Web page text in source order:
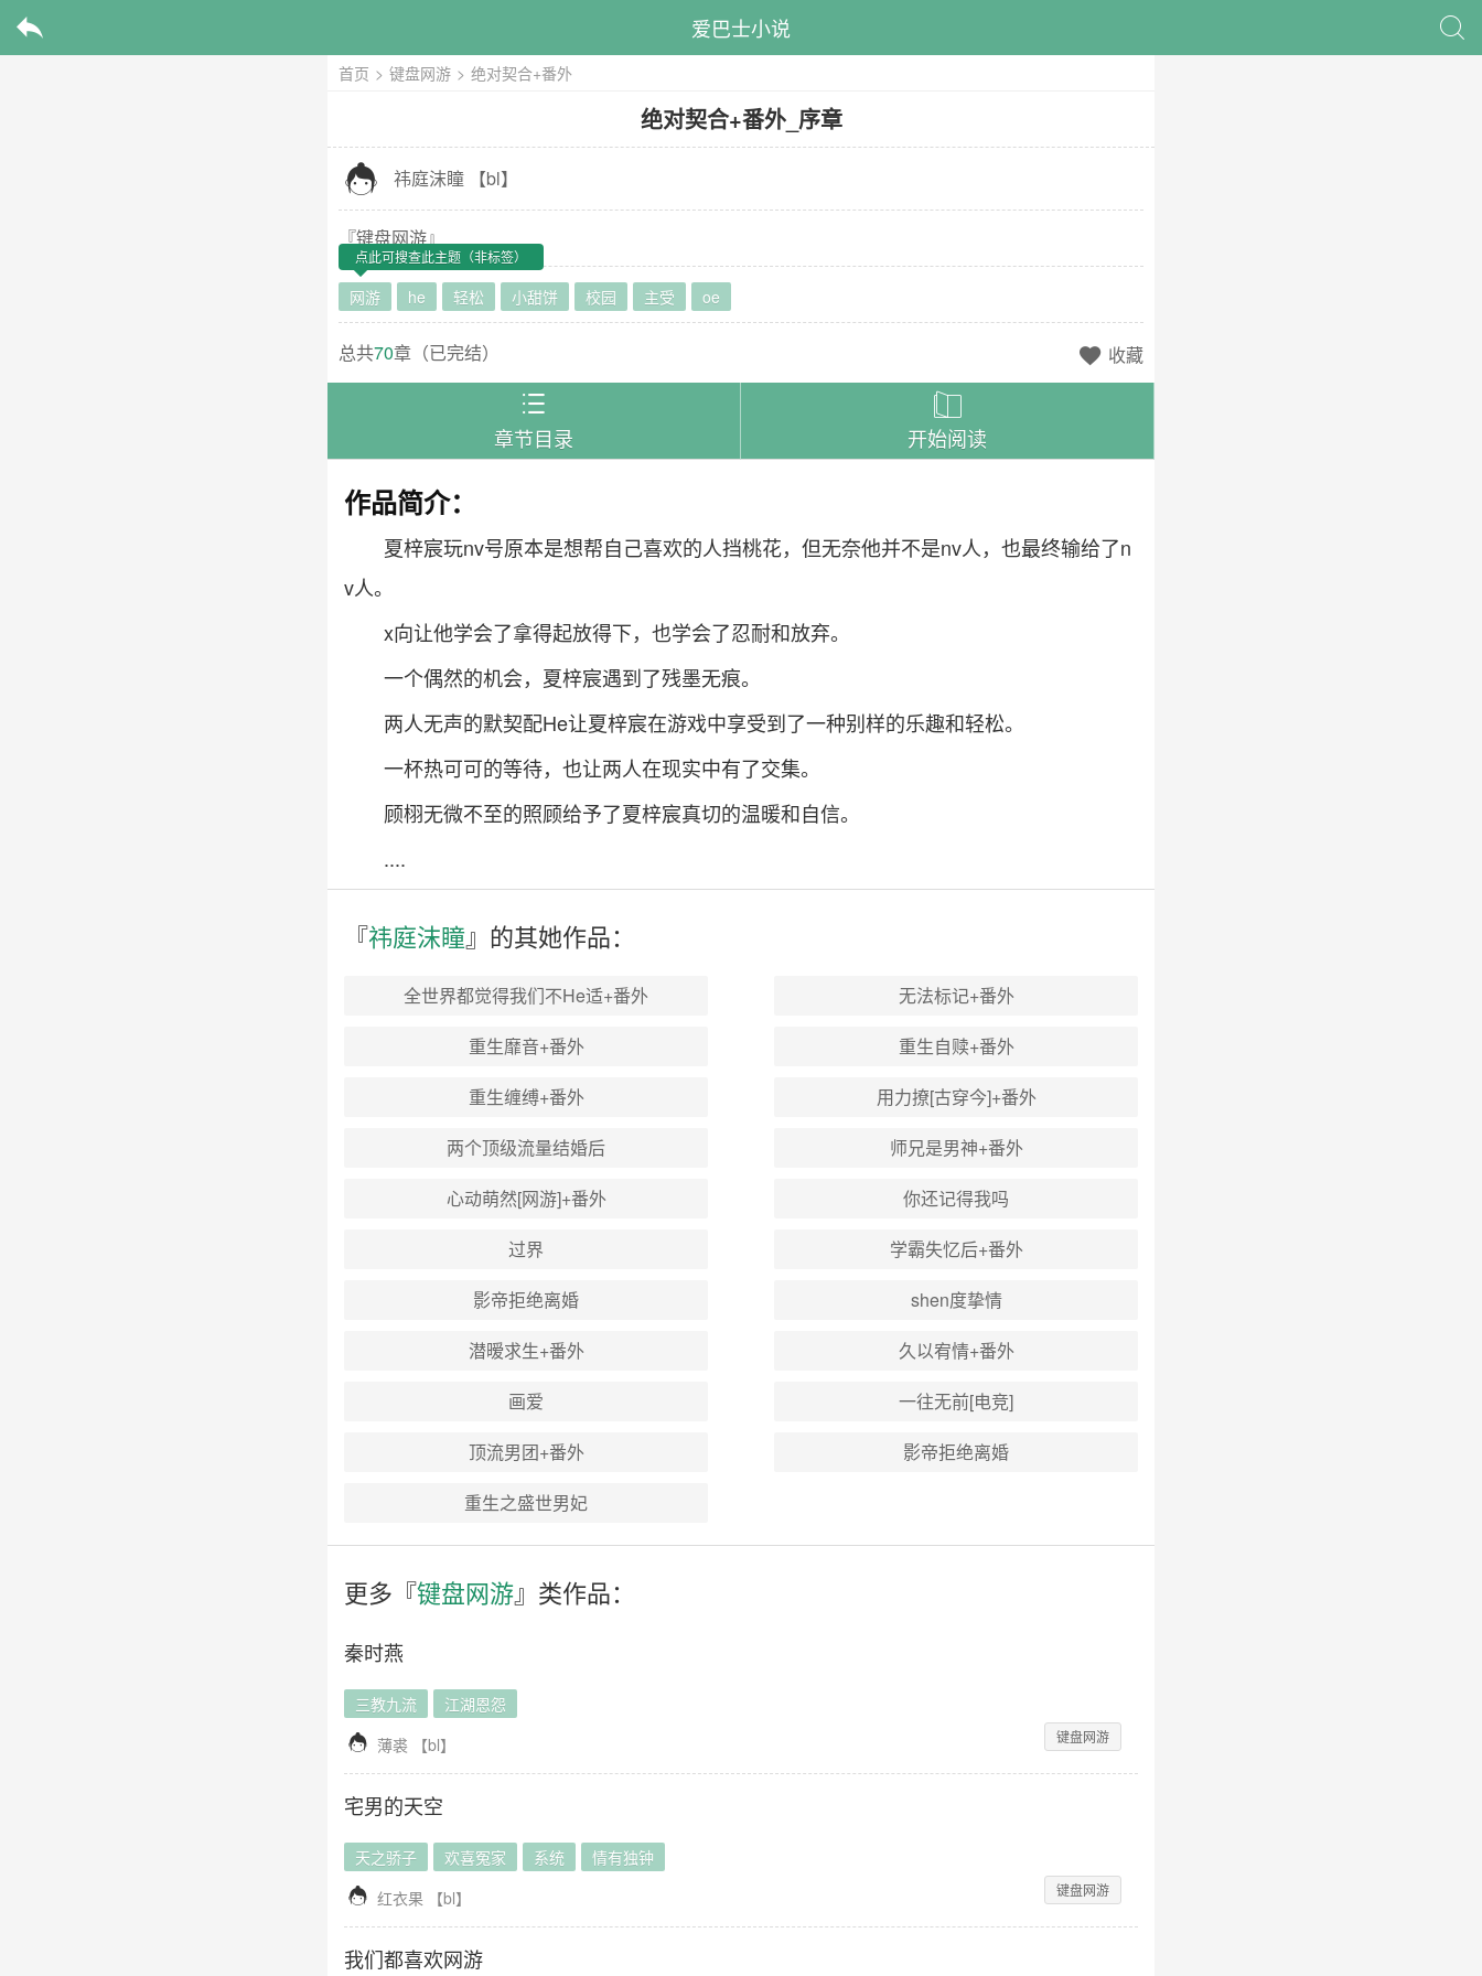
 爱巴士小说 
首页 > 键盘网游 > 绝对契合+番外
绝对契合+番外_ 序章
 祎庭沫瞳 【bl】
『键盘网游』
点此可搜查此主题（非标签）
网游 he 轻松 小甜饼 校园 主受 oe
总共70章（已完结）  收藏

章节目录

开始阅读
作品简介：
夏梓宸玩nv号原本是想帮自己喜欢的人挡桃花，但无奈他并不是nv人，也最终输给了n
v人。
x向让他学会了拿得起放得下，也学会了忍耐和放弃。
一个偶然的机会，夏梓宸遇到了残墨无痕。
两人无声的默契配He让夏梓宸在游戏中享受到了一种别样的乐趣和轻松。
一杯热可可的等待，也让两人在现实中有了交集。
顾栩无微不至的照顾给予了夏梓宸真切的温暖和自信。
....
『祎庭沫瞳』的其她作品：
全世界都觉得我们不He适+番外
无法标记+番外
重生靡音+番外
重生自赎+番外
重生缠缚+番外
用力撩[古穿今]+番外
两个顶级流量结婚后
师兄是男神+番外
心动萌然[网游]+番外
你还记得我吗
过界
学霸失忆后+番外
影帝拒绝离婚
shen度挚情
潜暧求生+番外
久以宥情+番外
画爱
一往无前[电竞]
顶流男团+番外
影帝拒绝离婚
重生之盛世男妃
更多『键盘网游』类作品：
秦时燕
三教九流 江湖恩怨
 薄裘 【bl】 键盘网游
宅男的天空
天之骄子 欢喜冤家 系统 情有独钟
 红衣果 【bl】 键盘网游
我们都喜欢网游